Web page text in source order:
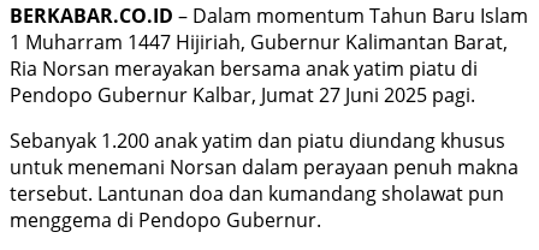
BERKABAR.CO.ID – Dalam momentum Tahun Baru Islam
1 Muharram 1447 Hijiriah, Gubernur Kalimantan Barat,
Ria Norsan merayakan bersama anak yatim piatu di
Pendopo Gubernur Kalbar, Jumat 27 Juni 2025 pagi.
Sebanyak 1.200 anak yatim dan piatu diundang khusus
untuk menemani Norsan dalam perayaan penuh makna
tersebut. Lantunan doa dan kumandang sholawat pun
menggema di Pendopo Gubernur.